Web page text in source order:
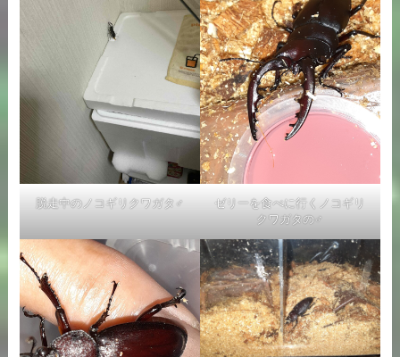
脱走中のノコギリクワガタ♂
ゼリーを食べに行くノコギリ
クワガタの♂